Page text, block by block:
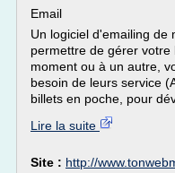
Email
Un logiciel d'emailing de
permettre de gérer votre
moment ou à un autre,
besoin de leurs service
billets en poche, pour
Lire la suite
Site : http://